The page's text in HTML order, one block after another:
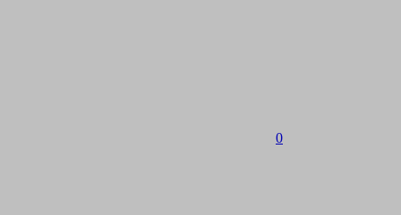
0